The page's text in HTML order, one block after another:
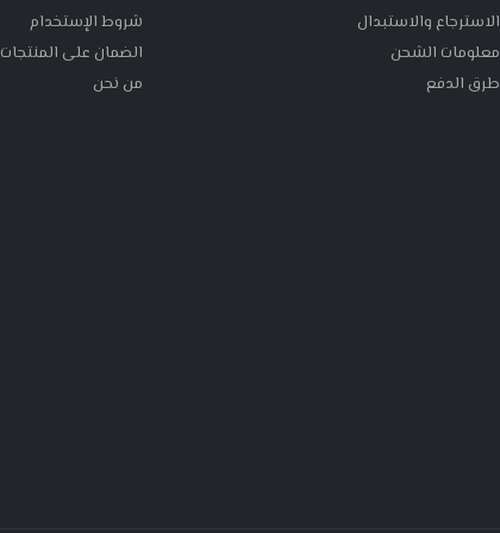
الاسترجاع والاستبدال
معلومات الشحن
طرق الدفع
شروط الإستخدام
الضمان على المنتجات
من نحن